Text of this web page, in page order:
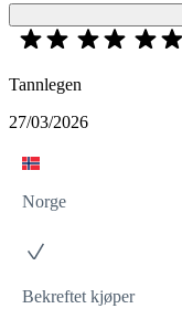
Tannlegen
27/03/2026
Norge
Bekreftet kjøper